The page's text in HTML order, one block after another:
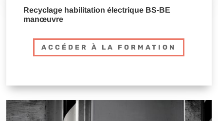
Recyclage habilitation électrique BS-BE
manœuvre
ACCÉDER À LA FORMATION